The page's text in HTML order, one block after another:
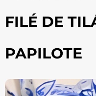
FILÉ DE
PAPILOTE